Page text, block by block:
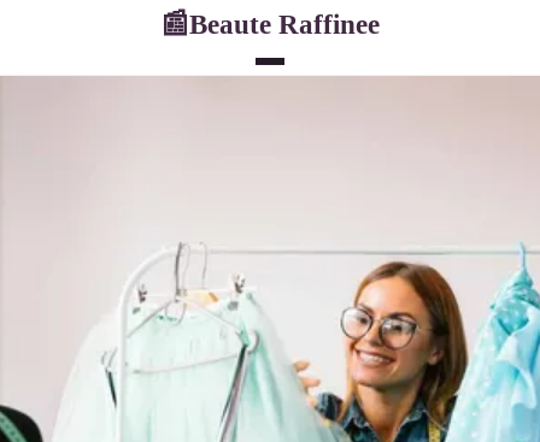
📰Beaute Raffinee